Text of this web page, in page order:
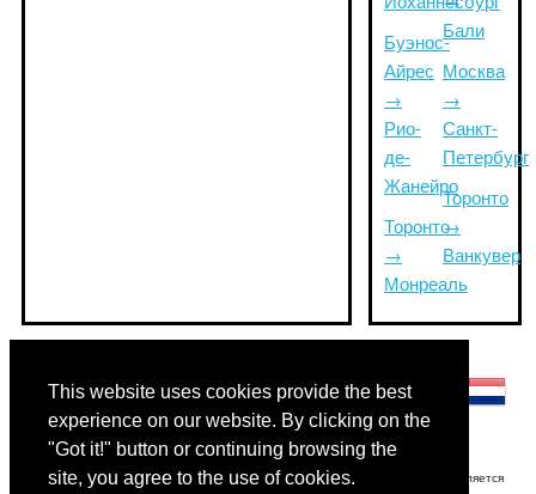
This website uses cookies provide the best
experience on our website. By clicking on the
"Got it!" button or continuing browsing the
site, you agree to the use of cookies.
Буэнос-
Айрес
→
Рио-
де-
Жанейро
Торонто
→
Монреаль
Бали
Москва
→
Санкт-
Петербург
Торонто
→
Ванкувер
Отказ от ответственности: Информация, отображаемая на этом сайте, является